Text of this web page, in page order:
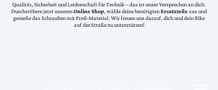
Qualität, Sicherheit und Leidenschaft für Technik – das ist unser Versprechen an dich.
Durchstöbere jetzt unserenOnline Shop, wähle deine benötigtenErsatzteileaus und
genieße das Schrauben mit Profi-Material. Wir freuen uns darauf, dich und dein Bike
auf der Straße zu unterstützen!